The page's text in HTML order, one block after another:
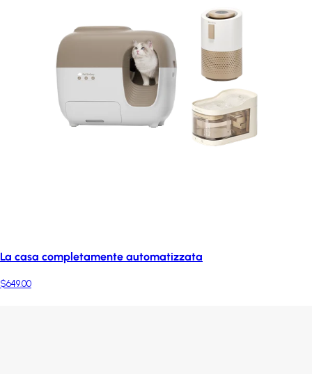
La casa completamente automatizzata
$649.00